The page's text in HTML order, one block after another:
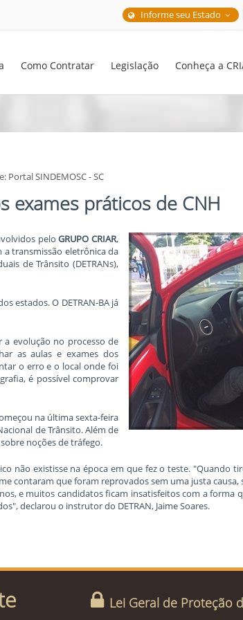
Informe seu Estado
Como Contratar Legislação Conheça a
Portal SINDEMOSC - SC
exames práticos de CNH
peloGRUPO CRIAR,
a transmissão eletrônica da
de Trânsito (DETRANs),
estados. O DETRAN-BA já
a evolução no processo de
as aulas e exames dos
o erro e o local onde foi
é possível comprovar
na última sexta-feira
de Trânsito. Além de
noções de tráfego.
não existisse na época em que fez o teste. "Quando
contaram que foram reprovados sem uma justa
e muitos candidatos ficam insatisfeitos com a forma
declarou o instrutor do DETRAN, Jaime Soares.
Lei Geral de Proteção